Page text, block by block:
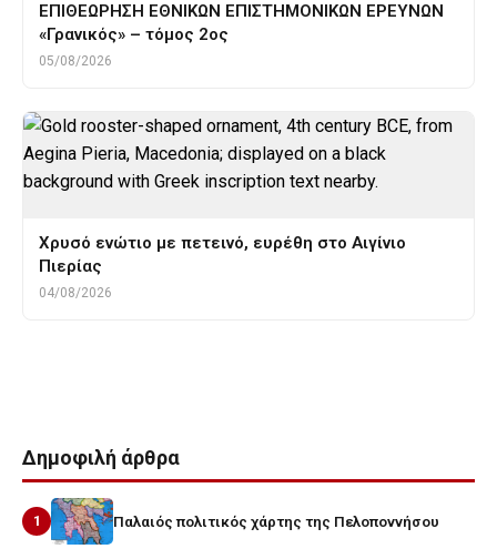
ΕΠΙΘΕΩΡΗΣΗ ΕΘΝΙΚΩΝ ΕΠΙΣΤΗΜΟΝΙΚΩΝ ΕΡΕΥΝΩΝ
«Γρανικός» – τόμος 2ος
05/08/2026
Χρυσό ενώτιο με πετεινό, ευρέθη στο Αιγίνιο
Πιερίας
04/08/2026
Δημοφιλή άρθρα
1 Παλαιός πολιτικός χάρτης της Πελοποννήσου